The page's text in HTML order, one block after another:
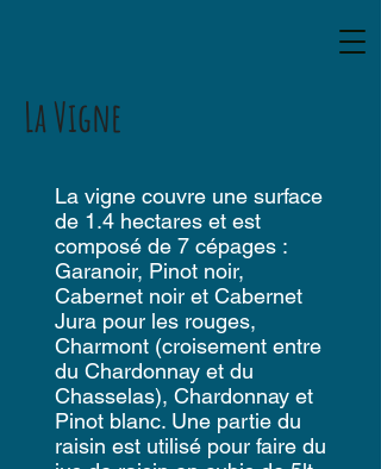
La Vigne
La vigne couvre une surface
de 1.4 hectares et est
composé de 7 cépages :
Garanoir, Pinot noir,
Cabernet noir et Cabernet
Jura pour les rouges,
Charmont (croisement entre
du Chardonnay et du
Chasselas), Chardonnay et
Pinot blanc. Une partie du
raisin est utilisé pour faire du